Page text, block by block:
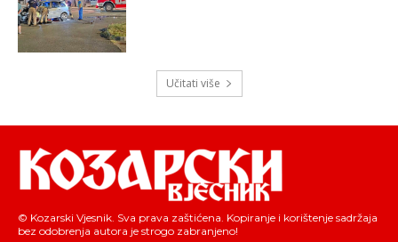
Učitati više
© Kozarski Vjesnik. Sva prava zaštićena. Kopiranje i korištenje sadržaja
bez odobrenja autora je strogo zabranjeno!